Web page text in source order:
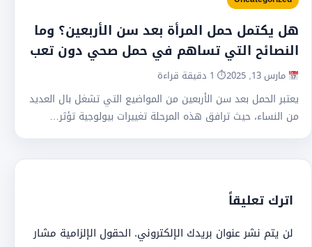
هل يكتمل حمل المرأة بعد سن الأربعين؟ وما
النصائح التي تساهم في حمل صحي دون تعب
مارس 13, 2025 ⏱ 1 دقيقة قراءة
يعتبر الحمل بعد سن الأربعين من المواضيع التي تشغل بال العديد
من النساء، حيث ترافق هذه المرحلة تغييرات بيولوجية تؤثر…
اترك تعليقاً
لن يتم نشر عنوان بريدك الإلكتروني. الحقول الإلزامية مشار